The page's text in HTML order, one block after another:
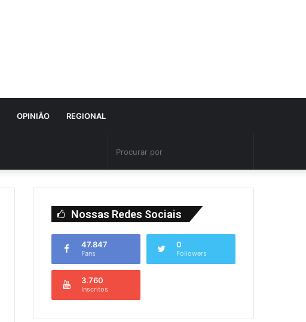
OPINIÃO REGIONAL
Nossas Redes Sociais
47.847
Fans
0
Followers
3.760
Inscritos